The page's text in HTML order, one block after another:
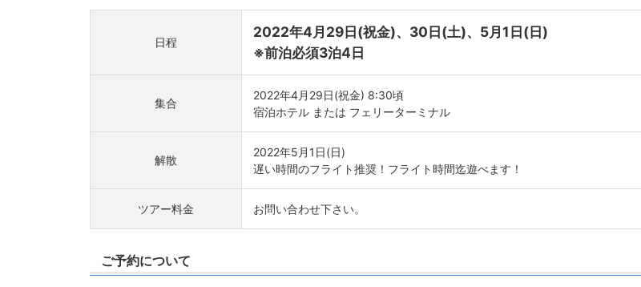
日程
2022年4月29日(祝金)、30日(土)、5月1日(日)
※前泊必須3泊4日
集合
2022年4月29日(祝金) 8:30頃
宿泊ホテル または フェリーターミナル
解散
2022年5月1日(日)
遅い時間のフライト推奨！フライト時間迄遊べます！
ツアー料金 お問い合わせ下さい。
ご予約について